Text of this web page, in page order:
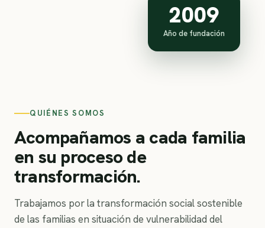
2009
Año de fundación
QUIÉNES SOMOS
Acompañamos a cada familia
en su proceso de
transformación.
Trabajamos por la transformación social sostenible
de las familias en situación de vulnerabilidad del